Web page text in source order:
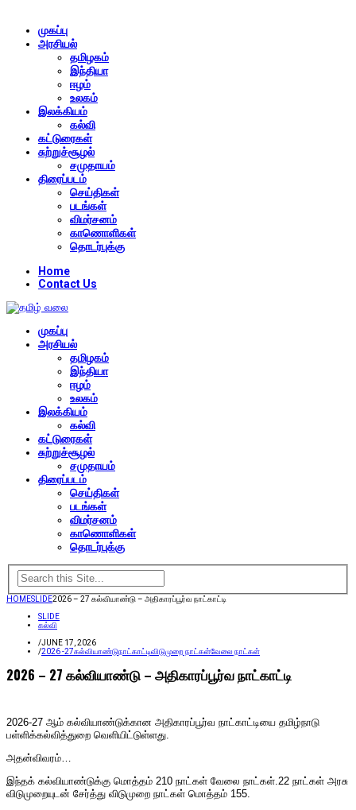
முகப்பு
அரசியல்
தமிழகம்
இந்தியா
ஈழம்
உலகம்
இலக்கியம்
கல்வி
கட்டுரைகள்
சுற்றுச்சூழல்
சமுதாயம்
திரைப்படம்
செய்திகள்
படங்கள்
விமர்சனம்
காணொளிகள்
தொடர்புக்கு
Home
Contact Us
முகப்பு
அரசியல்
தமிழகம்
இந்தியா
ஈழம்
உலகம்
இலக்கியம்
கல்வி
கட்டுரைகள்
சுற்றுச்சூழல்
சமுதாயம்
திரைப்படம்
செய்திகள்
படங்கள்
விமர்சனம்
காணொளிகள்
தொடர்புக்கு
HOMESLIDE2026 – 27 கல்வியாண்டு – அதிகாரப்பூர்வ நாட்காட்டி
SLIDE
கல்வி
/JUNE 17, 2026
/2026 -27கல்வியாண்டுநாட்காட்டிவிடுமுறை நாட்கள்வேலை நாட்கள்
2026 – 27 கல்வியாண்டு – அதிகாரப்பூர்வ நாட்காட்டி
2026-27 ஆம் கல்வியாண்டுக்கான அதிகாரப்பூர்வ நாட்காட்டியை தமிழ்நாடு
பள்ளிக்கல்வித்துறை வெளியிட்டுள்ளது.
அதன்விவரம்…
இந்தக் கல்வியாண்டுக்கு மொத்தம் 210 நாட்கள் வேலை நாட்கள்.22 நாட்கள் அரசு
விடுமுறையுடன் சேர்த்து விடுமுறை நாட்கள் மொத்தம் 155.